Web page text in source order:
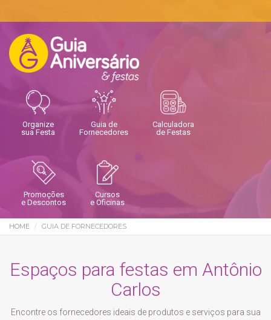
Organize
sua Festa
Guia de
Fornecedores
Calculadora
de Festas
Promoções
e Descontos
Cursos
e Oficinas
HOME GUIA DE FORNECEDORES
Espaços para festas em Antônio
Carlos
Encontre os fornecedores ideais de produtos e serviços para sua